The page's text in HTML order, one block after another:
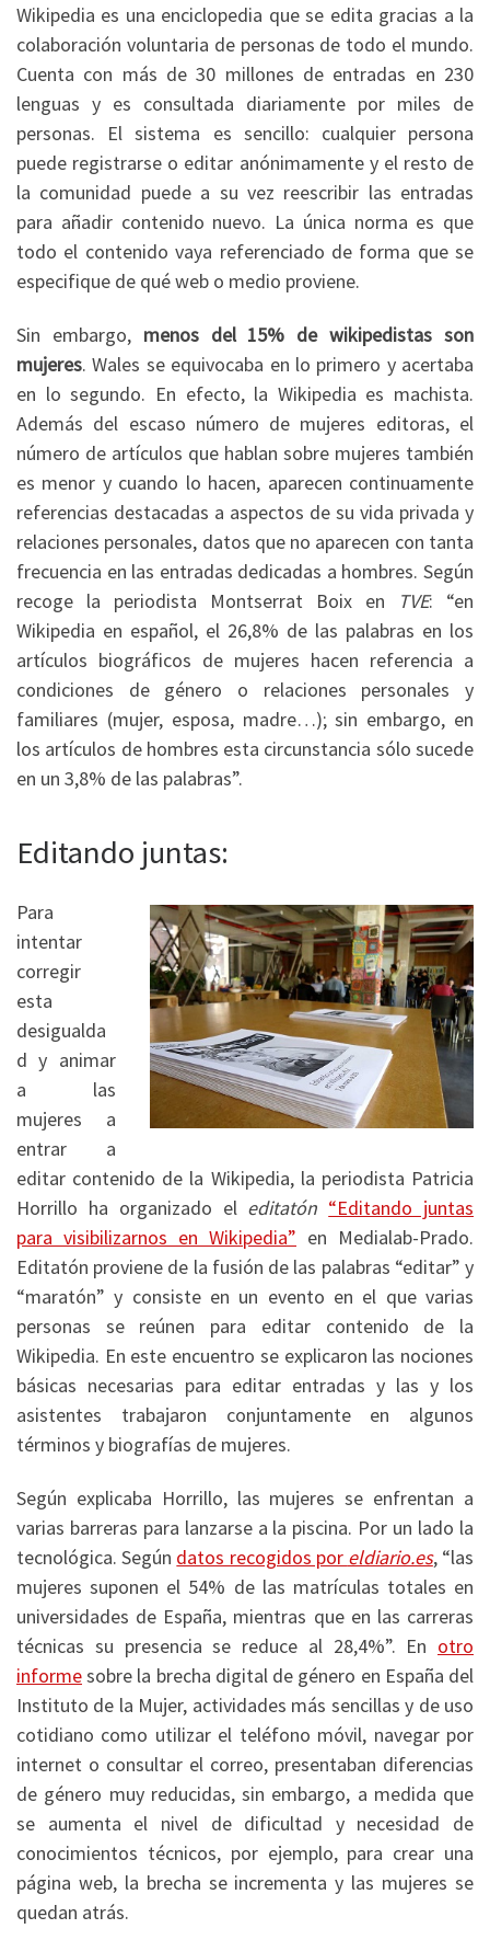
Wikipedia es una enciclopedia que se edita gracias a la
colaboración voluntaria de personas de todo el mundo.
Cuenta con más de 30 millones de entradas en 230
lenguas y es consultada diariamente por miles de
personas. El sistema es sencillo: cualquier persona
puede registrarse o editar anónimamente y el resto de
la comunidad puede a su vez reescribir las entradas
para añadir contenido nuevo. La única norma es que
todo el contenido vaya referenciado de forma que se
especifique de qué web o medio proviene.
Sin embargo, menos del 15% de wikipedistas son
mujeres. Wales se equivocaba en lo primero y acertaba
en lo segundo. En efecto, la Wikipedia es machista.
Además del escaso número de mujeres editoras, el
número de artículos que hablan sobre mujeres también
es menor y cuando lo hacen, aparecen continuamente
referencias destacadas a aspectos de su vida privada y
relaciones personales, datos que no aparecen con tanta
frecuencia en las entradas dedicadas a hombres. Según
recoge la periodista Montserrat Boix en
TVE: “en
Wikipedia en español, el 26,8% de las palabras en los
artículos biográficos de mujeres hacen referencia a
condiciones de género o relaciones personales y
familiares (mujer, esposa, madre…); sin embargo, en
los artículos de hombres esta circunstancia sólo sucede
en un 3,8% de las palabras”.
Editando juntas:
Para
intentar
corregir
esta
desigualda
d y animar
a las
mujeres a
entrar a
editar contenido de la Wikipedia, la periodista Patricia
Horrillo ha organizado el editatón “Editando juntas
para visibilizarnos en Wikipedia” en Medialab-Prado.
Editatón proviene de la fusión de las palabras “editar” y
“maratón” y consiste en un evento en el que varias
personas se reúnen para editar contenido de la
Wikipedia. En este encuentro se explicaron las nociones
básicas necesarias para editar entradas y las y los
asistentes trabajaron conjuntamente en algunos
términos y biografías de mujeres.
Según explicaba Horrillo, las mujeres se enfrentan a
varias barreras para lanzarse a la piscina. Por un lado la
tecnológica. Según datos recogidos por eldiario.es, “las
mujeres suponen el 54% de las matrículas totales en
universidades de España, mientras que en las carreras
técnicas su presencia se reduce al 28,4%”. En otro
informesobre la brecha digital de género en España del
Instituto de la Mujer, actividades más sencillas y de uso
cotidiano como utilizar el teléfono móvil, navegar por
internet o consultar el correo, presentaban diferencias
de género muy reducidas, sin embargo, a medida que
se aumenta el nivel de dificultad y necesidad de
conocimientos técnicos, por ejemplo, para crear una
página web, la brecha se incrementa y las mujeres se
quedan atrás.